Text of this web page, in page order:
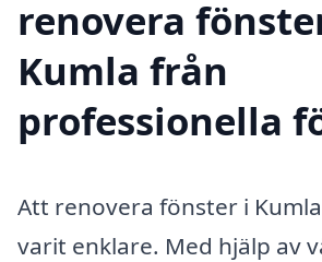
renovera
Kumla från
professionella
Att renovera fönster i
varit enklare. Med hjälp av